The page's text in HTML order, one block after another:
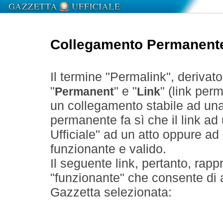
Collegamento
Il termine "Permalink",
" Permanent" e " Link" (link
un collegamento stabile ad
permanente fa sì che il link
Ufficiale" ad un atto oppure
funzionante e valido.
Il seguente link, pertanto,
"funzionante" che consente
Gazzetta selezionata: